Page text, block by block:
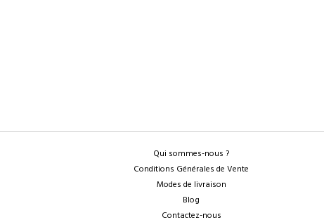
Qui sommes-nous ?
Conditions Générales de Vente
Modes de livraison
Blog
Contactez-nous